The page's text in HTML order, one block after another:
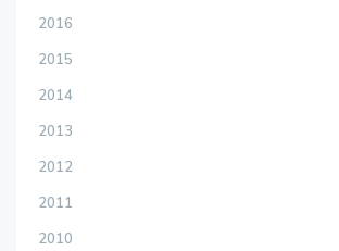
2016
2015
2014
2013
2012
2011
2010